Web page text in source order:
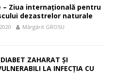
– Ziua internaţională pentru
dezastrelor naturale
Mărgărit GROSU
ZAHARAT ŞI
LA INFECŢIA CU